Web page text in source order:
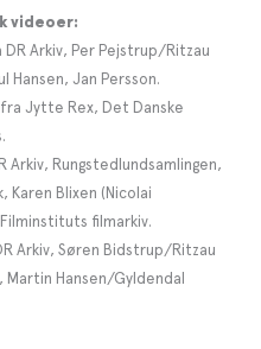
videoer:
Arkiv, Per Pejstrup/Ritzau
Hansen, Jan Persson.
Jytte Rex, Det Danske
Arkiv, Rungstedlundsamlingen,
Karen Blixen (Nicolai
filmarkiv.
Arkiv, Søren Bidstrup/Ritzau
Hansen/Gyldendal